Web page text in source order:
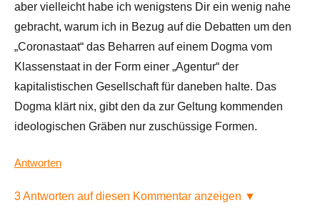
aber vielleicht habe ich wenigstens Dir ein wenig nahe
gebracht, warum ich in Bezug auf die Debatten um den
„Coronastaat“ das Beharren auf einem Dogma vom
Klassenstaat in der Form einer „Agentur“ der
kapitalistischen Gesellschaft für daneben halte. Das
Dogma klärt nix, gibt den da zur Geltung kommenden
ideologischen Gräben nur zuschüssige Formen.
Antworten
3 Antworten auf diesen Kommentar anzeigen ▼